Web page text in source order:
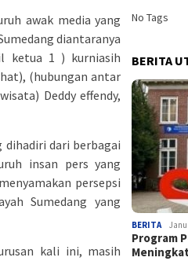
awak media yang
diantaranya
ketua 1 ) kurniasih
(hubungan antar
Deddy effendy,
dihadiri dari berbagai
insan pers yang
persepsi
Sumedang yang
kali ini, masih
No Tags
BERITA
BERITA
Program